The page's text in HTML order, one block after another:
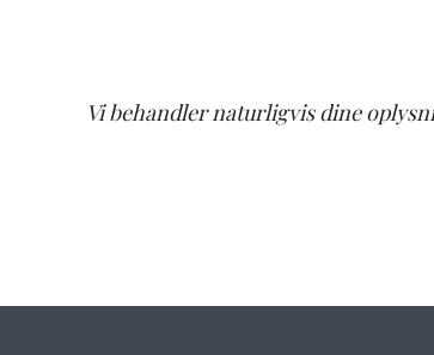
Vi behandler naturligvis dine